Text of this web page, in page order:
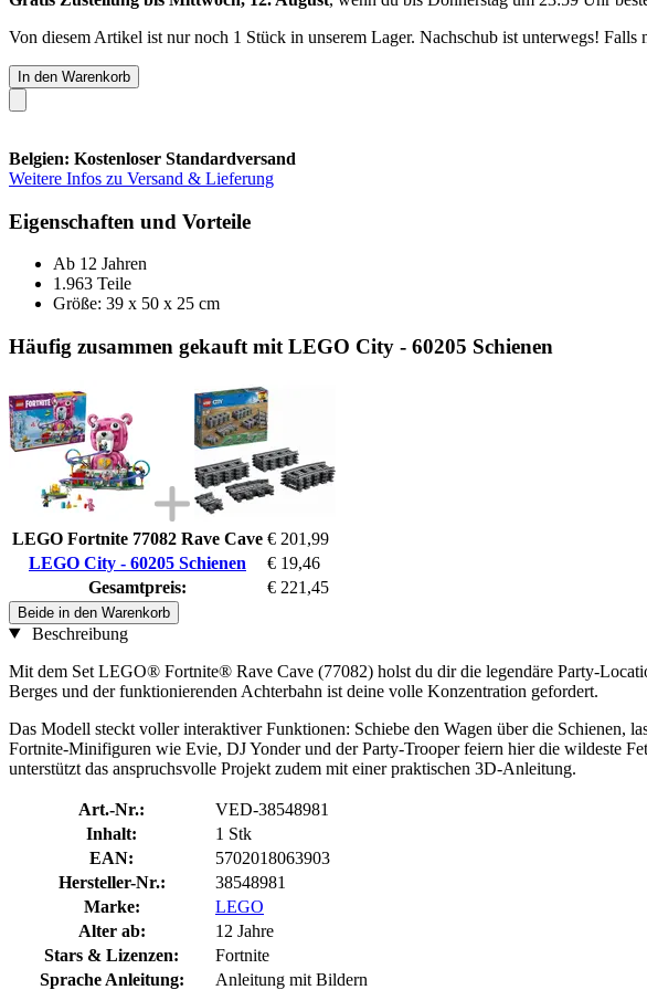
Von diesem Artikel ist nur noch 1 Stück in unserem Lager. Nachschub ist unterwegs!
In den Warenkorb
Belgien: Kostenloser Standardversand
Weitere Infos zu Versand & Lieferung
Eigenschaften und Vorteile
Ab 12 Jahren
1.963 Teile
Größe: 39 x 50 x 25 cm
Häufig zusammen gekauft mit LEGO City - 60205 Schienen
LEGO Fortnite 77082 Rave Cave € 201,99
LEGO City - 60205 Schienen
€ 19,46
Gesamtpreis:
€ 221,45
Beide in den Warenkorb
Beschreibung
Mit dem Set LEGO® Fortnite® Rave Cave (77082) holst du dir die legendäre Party-
Berges und der funktionierenden Achterbahn ist deine volle Konzentration gefordert.
Das Modell steckt voller interaktiver Funktionen: Schiebe den Wagen über die Schienen,
Fortnite-Minifiguren wie Evie, DJ Yonder und der Party-Trooper feiern hier die wildeste
unterstützt das anspruchsvolle Projekt zudem mit einer praktischen 3D-Anleitung.
Art.-Nr.:
VED-38548981
Inhalt:
1 Stk
EAN:
5702018063903
Hersteller-Nr.:
38548981
Marke:
LEGO
Alter ab:
12 Jahre
Stars & Lizenzen:
Fortnite
Sprache Anleitung:
Anleitung mit Bildern